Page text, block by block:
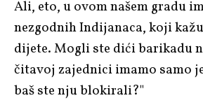
Ali, eto, u ovom našem gradu
nezgodnih Indijanaca, koji
dijete. Mogli ste dići barikadu
čitavoj zajednici imamo samo
baš ste nju blokirali?"